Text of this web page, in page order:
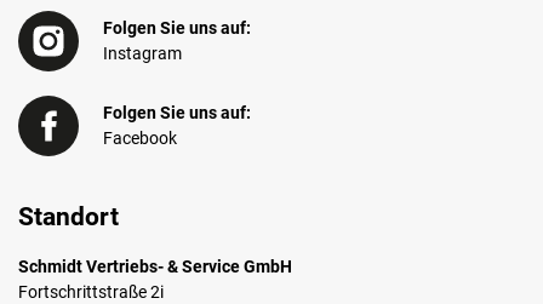
Folgen Sie uns auf:
Instagram
Folgen Sie uns auf:
Facebook
Standort
Schmidt Vertriebs- & Service GmbH
Fortschrittstraße 2i